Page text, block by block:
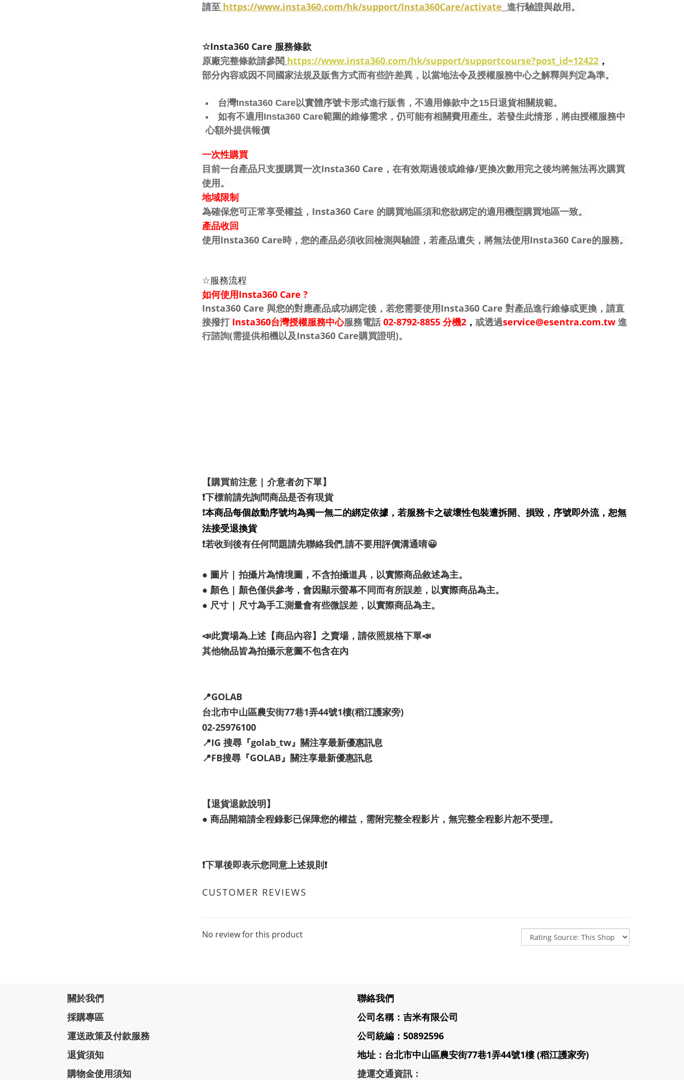
請至 https://www.insta360.com/hk/support/Insta360Care/activate 進行驗證與啟用。
☆Insta360 Care 服務條款
原廠完整條款請參閱 https://www.insta360.com/hk/support/supportcourse?post_id=12422 ，
部分內容或因不同國家法規及販售方式而有些許差異，以當地法令及授權服務中心之解釋與判定為準。
台灣Insta360 Care以實體序號卡形式進行販售，不適用條款中之15日退貨相關規範。
如有不適用Insta360 Care範圍的維修需求，仍可能有相關費用產生。若發生此情形，將由授權服務中
心額外提供報價
一次性購買
目前一台產品只支援購買一次Insta360 Care，在有效期過後或維修/更換次數用完之後均將無法再次購買
使用。
地域限制
為確保您可正常享受權益，Insta360 Care 的購買地區須和您欲綁定的適用機型購買地區一致。
產品收回
使用Insta360 Care時，您的產品必須收回檢測與驗證，若產品遺失，將無法使用Insta360 Care的服務。
☆服務流程
如何使用Insta360 Care ?
Insta360 Care 與您的對應產品成功綁定後，若您需要使用Insta360 Care 對產品進行維修或更換，請直
接撥打 Insta360台灣授權服務中心服務電話02-8792-8855 分機2 ， 或透過service@esentra.com.tw進
行諮詢(需提供相機以及Insta360 Care購買證明)。
【購買前注意 | 介意者勿下單】
❗️下標前請先詢問商品是否有現貨
❗️本商品每個啟動序號均為獨一無二的綁定依據，若服務卡之破壞性包裝遭拆開、損毀，序號即外流，恕無
法接受退換貨
❗️若收到後有任何問題請先聯絡我們,請不要用評價溝通唷😀
● 圖片 | 拍攝片為情境圖，不含拍攝道具，以實際商品敘述為主。
● 顏色 | 顏色僅供參考，會因顯示螢幕不同而有所誤差，以實際商品為主。
● 尺寸 | 尺寸為手工測量會有些微誤差，以實際商品為主。
📣此賣場為上述【商品內容】之賣場，請依照規格下單📣
其他物品皆為拍攝示意圖不包含在內
📍GOLAB
台北市中山區農安街77巷1弄44號1樓(稻江護家旁)
02-25976100
📍IG 搜尋『golab_tw』關注享最新優惠訊息
📍FB搜尋『GOLAB』關注享最新優惠訊息
【退貨退款說明】
● 商品開箱請全程錄影已保障您的權益，需附完整全程影片，無完整全程影片恕不受理。
❗️下單後即表示您同意上述規則❗️
CUSTOMER REVIEWS
No review for this product
關於我們
採購專區
運送政策及付款服務
退貨須知
購物金使用須知
聯絡我們
公司名稱：吉米有限公司
公司統編：50892596
地址：台北市中山區農安街77巷1弄44號1樓 (稻江護家旁)
捷運交通資訊：